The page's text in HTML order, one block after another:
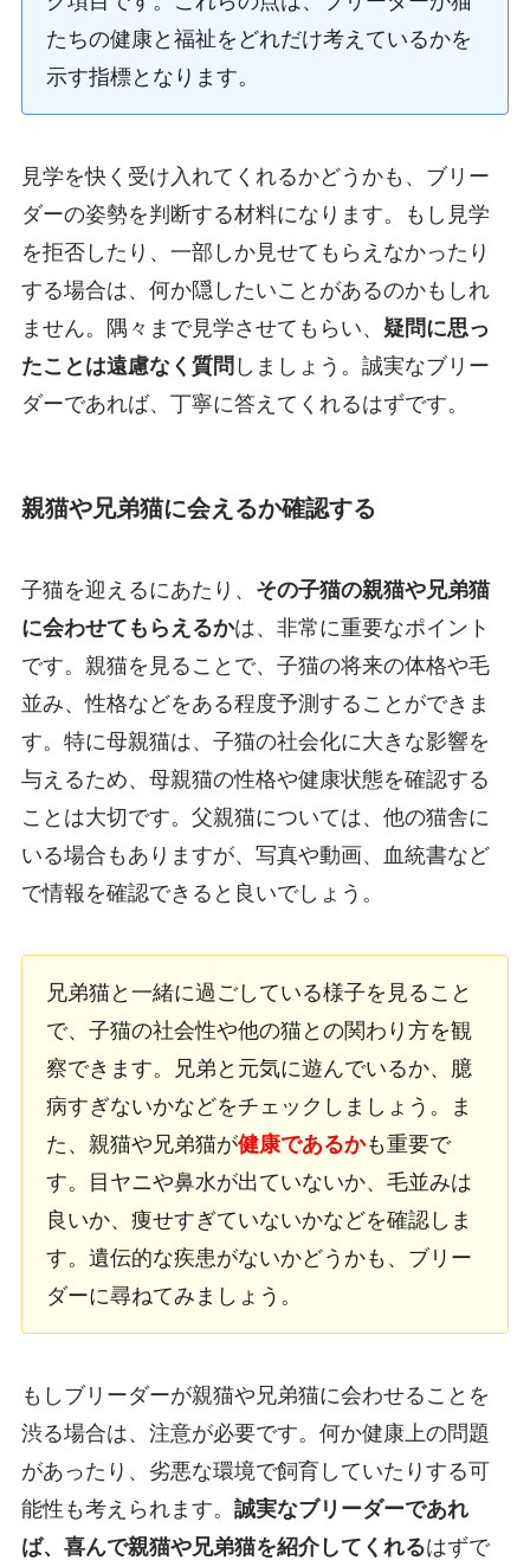
たちの健康と福祉をどれだけ考えているかを
示す指標となります。
見学を快く受け入れてくれるかどうかも、ブリー
ダーの姿勢を判断する材料になります。もし見学
を拒否したり、一部しか見せてもらえなかったり
する場合は、何か隠したいことがあるのかもしれ
ません。隅々まで見学させてもらい、 疑問に思っ
たことは遠慮なく質問 しましょう。誠実なブリー
ダーであれば、丁寧に答えてくれるはずです。
親猫や兄弟猫に会えるか確認する
子猫を迎えるにあたり、 その子猫の親猫や兄弟猫
に会わせてもらえるかは、非常に重要なポイント
です。親猫を見ることで、子猫の将来の体格や毛
並み、性格などをある程度予測することができま
す。特に母親猫は、子猫の社会化に大きな影響を
与えるため、母親猫の性格や健康状態を確認する
ことは大切です。父親猫については、他の猫舎に
いる場合もありますが、写真や動画、血統書など
で情報を確認できると良いでしょう。
兄弟猫と一緒に過ごしている様子を見ること
で、子猫の社会性や他の猫との関わり方を観
察できます。兄弟と元気に遊んでいるか、臆
病すぎないかなどをチェックしましょう。ま
た、親猫や兄弟猫が健康であるかも重要で
す。目ヤニや鼻水が出ていないか、毛並みは
良いか、痩せすぎていないかなどを確認しま
す。遺伝的な疾患がないかどうかも、ブリー
ダーに尋ねてみましょう。
もしブリーダーが親猫や兄弟猫に会わせることを
渋る場合は、注意が必要です。何か健康上の問題
があったり、劣悪な環境で飼育していたりする可
能性も考えられます。 誠実なブリーダーであれ
ば、喜んで親猫や兄弟猫を紹介してくれるはずで